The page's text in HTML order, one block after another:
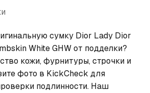
сумку Dior Lady Dior
White GHW от подделки?
кожи, фурнитуры, строчки и
фото в KickCheck для
подлинности. Наш